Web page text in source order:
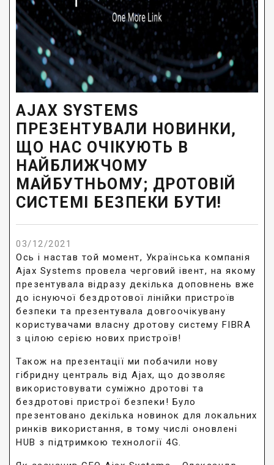
AJAX SYSTEMS
ПРЕЗЕНТУВАЛИ НОВИНКИ,
ЩО НАС ОЧІКУЮТЬ В
НАЙБЛИЖЧОМУ
МАЙБУТНЬОМУ; ДРОТОВІЙ
СИСТЕМІ БЕЗПЕКИ БУТИ!
03/12/2021
Ось і настав той момент, Українська компанія
Ajax Systems провела черговий івент, на якому
презентувала відразу декілька доповнень вже
до існуючої бездротової лінійки пристроїв
безпеки та презентувала довгоочікувану
користувачами власну дротову систему FIBRA
з цілою серією нових пристроїв!
Також на презентації ми побачили нову
гібридну централь від Ajax, що дозволяє
використовувати суміжно дротові та
бездротові пристрої безпеки! Було
презентовано декілька новинок для локальних
ринків використання, в тому числі оновлені
HUB з підтримкою технології 4G.